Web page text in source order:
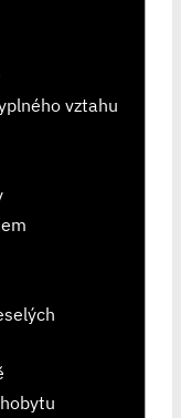
vztahu